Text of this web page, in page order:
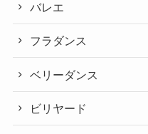
バレエ
フラダンス
ベリーダンス
ビリヤード